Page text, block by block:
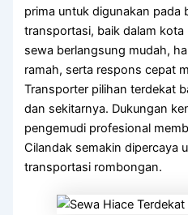
prima untuk digunakan pada
transportasi, baik dalam kota
sewa berlangsung mudah,
ramah, serta respons cepat
Transporter pilihan terdekat
dan sekitarnya. Dukungan
pengemudi profesional
Cilandak semakin dipercaya
transportasi rombongan.